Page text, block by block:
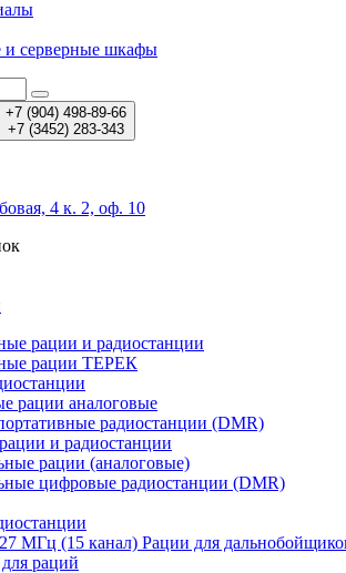
серверные шкафы
+7 (904) 498-89-66
+7 (3452) 283-343
4 к. 2, оф. 10
рации и радиостанции
рации ТЕРЕК
рации аналоговые
радиостанции (DMR)
и радиостанции
рации (аналоговые)
цифровые радиостанции (DMR)
МГц (15 канал) Рации для
раций